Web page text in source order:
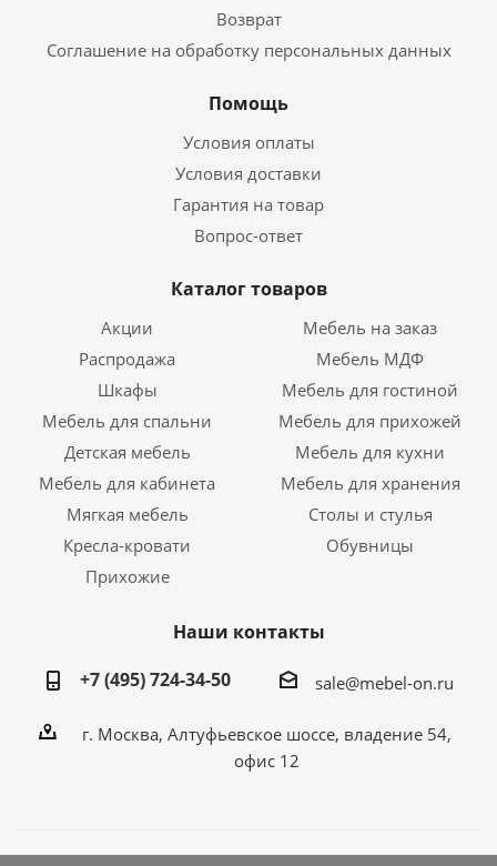
Возврат
Соглашение на обработку персональных данных
Помощь
Условия оплаты
Условия доставки
Гарантия на товар
Вопрос-ответ
Каталог товаров
Акции
Мебель на заказ
Распродажа
Мебель МДФ
Шкафы
Мебель для гостиной
Мебель для спальни
Мебель для прихожей
Детская мебель
Мебель для кухни
Мебель для кабинета
Мебель для хранения
Мягкая мебель
Столы и стулья
Кресла-кровати
Обувницы
Прихожие
Наши контакты
+7 (495) 724-34-50
sale@mebel-on.ru
г. Москва, Алтуфьевское шоссе, владение 54,
офис 12